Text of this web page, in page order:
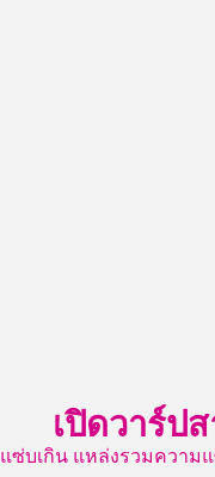
เปิดวาร์ป
แซ่บเกิน แหล่งรวมความ